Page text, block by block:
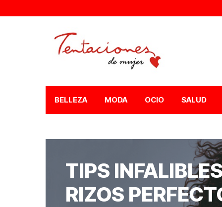
BELLEZA MODA OCIO SALUD
TIPS
RIZOS